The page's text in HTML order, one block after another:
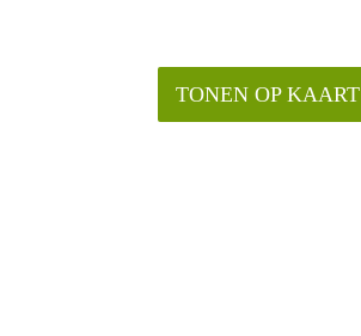
TONEN OP KAART